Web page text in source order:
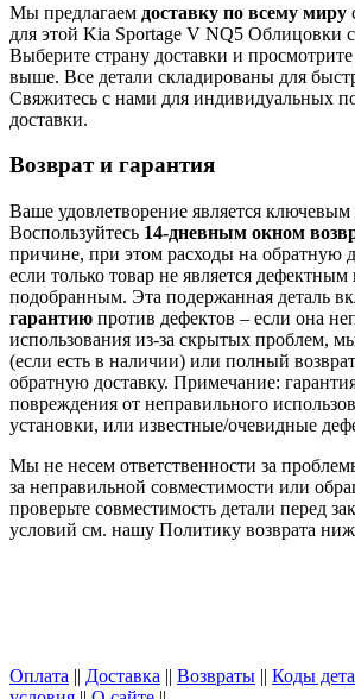
Мы предлагаем доставку по всему миру
для этой Kia Sportage V NQ5 Oблицовки
Выберите страну доставки и
выше. Все детали складированы для
Свяжитесь с нами для индивидуальных
доставки.
Возврат и гарантия
Ваше удовлетворение является
Воспользуйтесь 14-дневным окном
причине, при этом расходы на обратную
если только товар не является
подобранным. Эта подержанная деталь
гарантию против дефектов – если она
использования из-за скрытых проблем,
(если есть в наличии) или полный
обратную доставку. Примечание:
повреждения от неправильного
установки, или известные/очевидные
Мы не несем ответственности за
за неправильной совместимости или
проверьте совместимость детали перед
условий см. нашу Политику возврата
Оплата || Доставка || Возвраты || Коды